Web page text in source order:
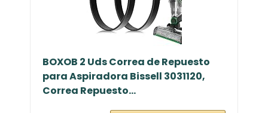
BOXOB 2 Uds Correa de Repuesto
para Aspiradora Bissell 3031120,
Correa Repuesto...